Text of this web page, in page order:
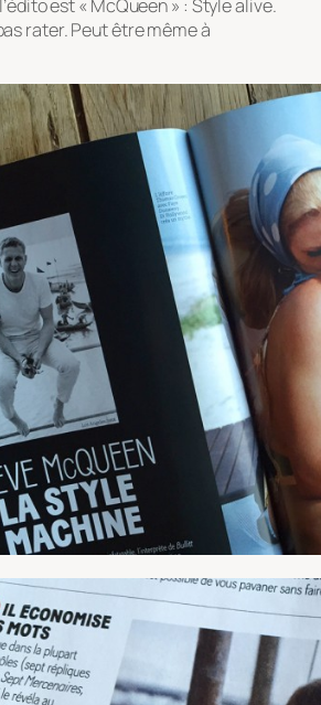
est « McQueen » : Style alive.
rater. Peut être même à